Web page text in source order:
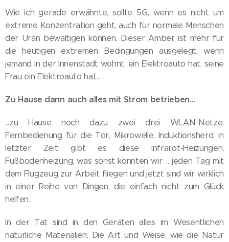
Wie ich gerade erwähnte, sollte 5G, wenn es nicht um
extreme Konzentration geht, auch für normale Menschen
der Uran bewältigen können. Dieser Amber ist mehr für
die heutigen extremen Bedingungen ausgelegt, wenn
jemand in der Innenstadt wohnt, ein Elektroauto hat, seine
Frau ein Elektroauto hat...
Zu Hause dann auch alles mit Strom betrieben...
...zu Hause noch dazu zwei drei WLAN-Netze,
Fernbedienung für die Tor, Mikrowelle, Induktionsherd, in
letzter Zeit gibt es diese Infrarot-Heizungen,
Fußbodenheizung, was sonst könnten wir ... jeden Tag mit
dem Flugzeug zur Arbeit fliegen und jetzt sind wir wirklich
in einer Reihe von Dingen, die einfach nicht zum Glück
helfen.
In der Tat sind in den Geräten alles im Wesentlichen
natürliche Materialien. Die Art und Weise, wie die Natur